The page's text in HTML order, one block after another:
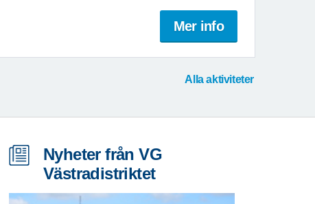
Mer info
Alla aktiviteter
Nyheter från VG
Västradistriktet